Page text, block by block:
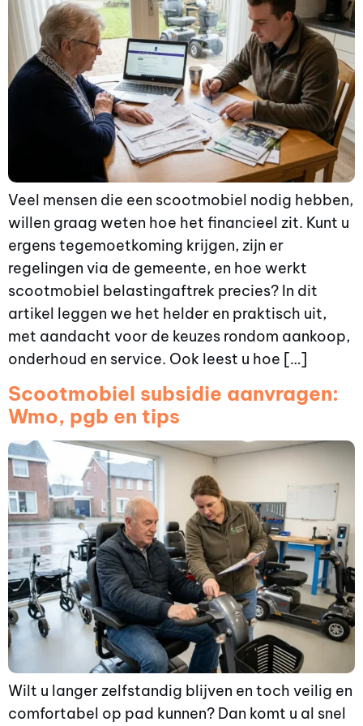
Veel mensen die een scootmobiel nodig hebben,
willen graag weten hoe het financieel zit. Kunt u
ergens tegemoetkoming krijgen, zijn er
regelingen via de gemeente, en hoe werkt
scootmobiel belastingaftrek precies? In dit
artikel leggen we het helder en praktisch uit,
met aandacht voor de keuzes rondom aankoop,
onderhoud en service. Ook leest u hoe […]
Scootmobiel subsidie aanvragen:
Wmo, pgb en tips
Wilt u langer zelfstandig blijven en toch veilig en
comfortabel op pad kunnen? Dan komt u al snel